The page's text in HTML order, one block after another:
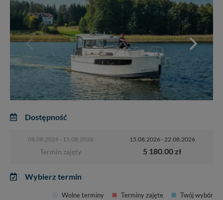
Dostępność
08.08.2026 - 15.08.2026
Termin zajęty
15.08.2026 - 22.08.2026
5 180.00 zł
Wybierz termin
Wolne terminy Terminy zajęte Twój wybór